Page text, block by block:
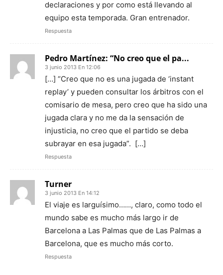
declaraciones y por como está llevando al
equipo esta temporada. Gran entrenador.
Respuesta
Pedro Martínez: “No creo que el pa...
3 junio 2013 En 12:06
[…] “Creo que no es una jugada de ‘instant
replay’ y pueden consultar los árbitros con el
comisario de mesa, pero creo que ha sido una
jugada clara y no me da la sensación de
injusticia, no creo que el partido se deba
subrayar en esa jugada”. […]
Respuesta
Turner
3 junio 2013 En 14:12
El viaje es larguísimo……, claro, como todo el
mundo sabe es mucho más largo ir de
Barcelona a Las Palmas que de Las Palmas a
Barcelona, que es mucho más corto.
Respuesta